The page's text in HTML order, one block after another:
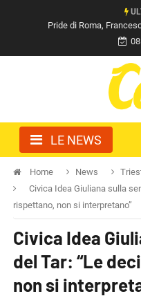
Pride di Roma,
LE NEWS
Home News
Civica Idea Giuliana sulla
rispettano, non si interpretano”
Civica Idea
del Tar: “Le
non si